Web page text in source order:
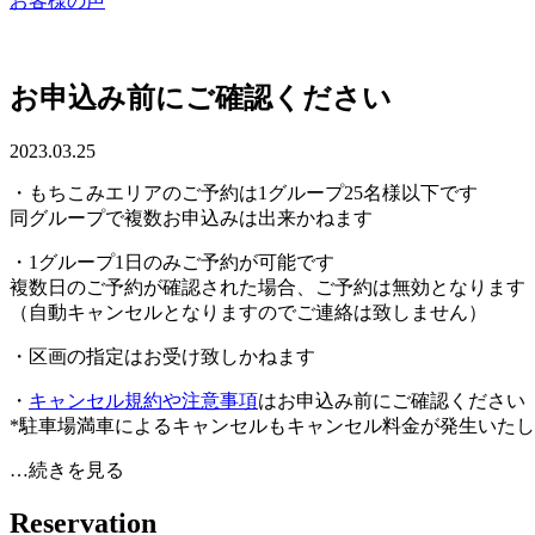
お申込み前にご確認ください
2023.03.25
・もちこみエリアのご予約は1グループ25名様以下です
同グループで複数お申込みは出来かねます
・1グループ1日のみご予約が可能です
複数日のご予約が確認された場合、ご予約は無効となります
（自動キャンセルとなりますのでご連絡は致しません）
・区画の指定はお受け致しかねます
・ キャンセル規約や注意事項はお申込み前にご確認ください
*駐車場満車によるキャンセルもキャンセル料金が発生いた
…続きを見る
Reservation